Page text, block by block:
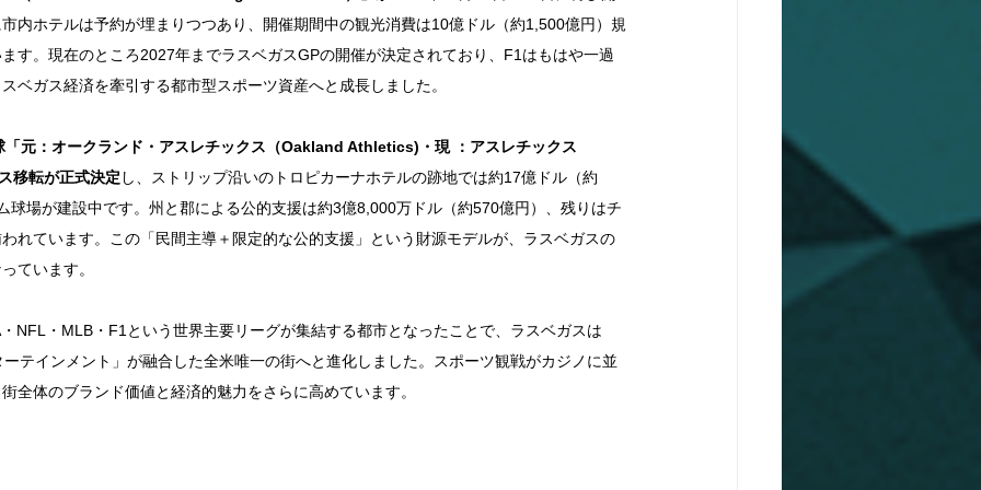
内ホテルは予約が埋まりつつあり、開催期間中の観光消費は10億ドル（約1,500億円）規
す。現在のところ2027年までラスベガスGPの開催が決定されており、F1はもはや一過
ベガス経済を牽引する都市型スポーツ資産へと成長しました。
「元：オークランド・アスレチックス（Oakland Athletics)・現 ：アスレチックス
移転が正式決定 し、ストリップ沿いのトロピカーナホテルの跡地では約17億ドル（約
球場が建設中です。州と郡による公的支援は約3億8,000万ドル（約570億円）、残りはチ
れています。この「民間主導＋限定的な公的支援」という財源モデルが、ラスベガスの
ています。
NFL・MLB・F1という世界主要リーグが集結する都市となったことで、ラスベガスは
テインメント」が融合した全米唯一の街へと進化しました。スポーツ観戦がカジノに並
全体のブランド価値と経済的魅力をさらに高めています。